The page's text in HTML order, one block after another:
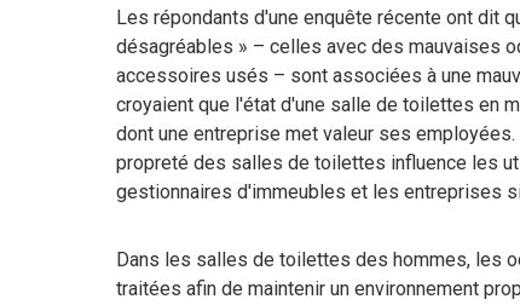
Les répondants d'une enquête récente ont dit
désagréables » – celles avec des mauvaises
accessoires usés – sont associées à une
croyaient que l'état d'une salle de toilettes en
dont une entreprise met valeur ses
propreté des salles de toilettes influence les
gestionnaires d'immeubles et les entreprises
Dans les salles de toilettes des hommes, les
traitées afin de maintenir un environnement